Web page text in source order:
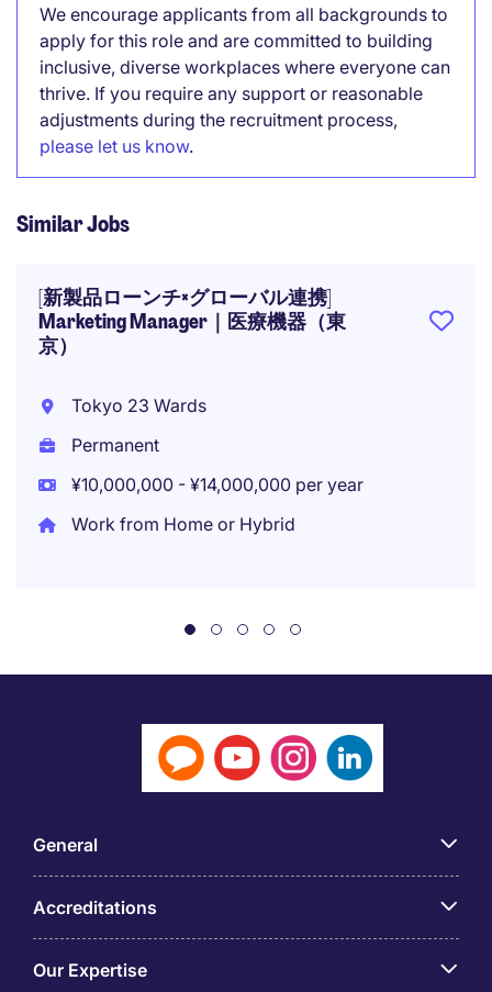
We encourage applicants from all backgrounds to
apply for this role and are committed to building
inclusive, diverse workplaces where everyone can
thrive. If you require any support or reasonable
adjustments during the recruitment process,
please let us know.
Similar Jobs
[新製品ローンチ×グローバル連携]
Marketing Manager｜医療機器（東
京）
Tokyo 23 Wards
Permanent
¥10,000,000 - ¥14,000,000 per year
Work from Home or Hybrid
General
Accreditations
Our Expertise